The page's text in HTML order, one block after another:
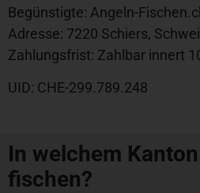
Begünstigte: Angeln-
Adresse: 7220 Schiers,
Zahlungsfrist: Zahlbar innert
UID: CHE-299.789.248
In welchem
fischen?